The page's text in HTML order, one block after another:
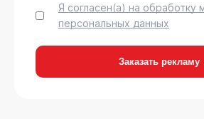
Я согласен(а) на обработку
персональных данных